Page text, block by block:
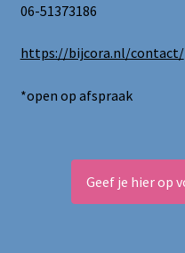
06-51373186
https://bijcora.nl/contact/
*open op afspraak
Geef je hier op